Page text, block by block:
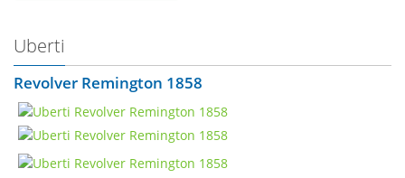
Uberti
Revolver Remington 1858